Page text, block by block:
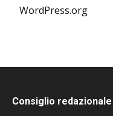
WordPress.org
Consiglio redazionale